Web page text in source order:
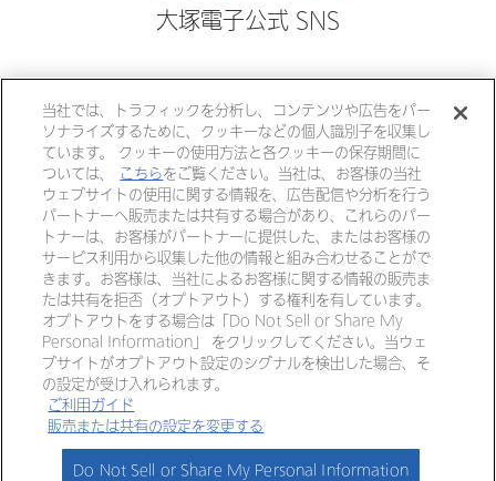
大塚電子公式 SNS
大塚ホールディングス
大塚製薬 大塚製薬工場
大鵬薬品工業
大塚倉庫
大塚化学
大塚食品
大塚メディカルデバイス
リンク
個人情報・特定個人情報につい
て
ご利用ガイド サイトマップ
Copyright © OTSUKA ELECTRONICS CO.,LTD All Rights Reserved.
当社では、トラフィックを分析し、コンテンツや広告をパー
ソナライズするために、クッキーなどの個人識別子を収集し
ています。 クッキーの使用方法と各クッキーの保存期間に
ついては、
こちらをご覧ください。当社は、お客様の当社
ウェブサイトの使用に関する情報を、広告配信や分析を行う
パートナーへ販売または共有する場合があり、これらのパー
トナーは、お客様がパートナーに提供した、またはお客様の
サービス利用から収集した他の情報と組み合わせることがで
きます。お客様は、当社によるお客様に関する情報の販売ま
たは共有を拒否（オプトアウト）する権利を有しています。
オプトアウトをする場合は「Do Not Sell or Share My
Personal Information」 をクリックしてください。当ウェ
ブサイトがオプトアウト設定のシグナルを検出した場合、そ
の設定が受け入れられます。
ご利用ガイド
販売または共有の設定を変更する
Do Not Sell or Share My Personal Information